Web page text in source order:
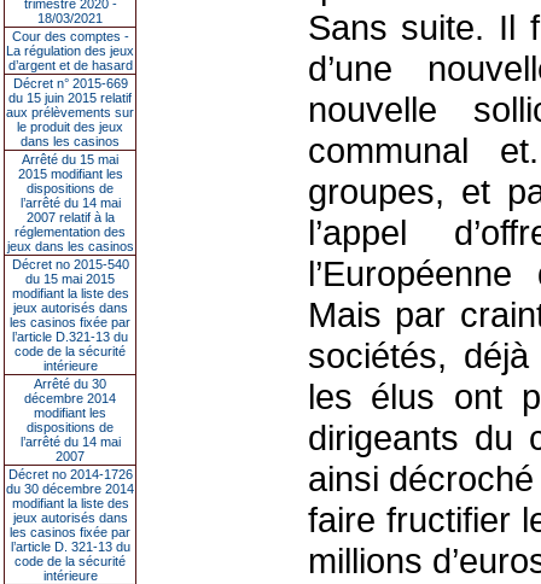
trimestre 2020 -
18/03/2021
Cour des comptes -
La régulation des jeux
d’argent et de hasard
Décret n° 2015-669
du 15 juin 2015 relatif
aux prélèvements sur
le produit des jeux
dans les casinos
Arrêté du 15 mai
2015 modifiant les
dispositions de
l’arrêté du 14 mai
2007 relatif à la
réglementation des
jeux dans les casinos
Décret no 2015-540
du 15 mai 2015
modifiant la liste des
jeux autorisés dans
les casinos fixée par
l’article D.321-13 du
code de la sécurité
intérieure
Arrêté du 30
décembre 2014
modifiant les
dispositions de
l’arrêté du 14 mai
2007
Décret no 2014-1726
du 30 décembre 2014
modifiant la liste des
jeux autorisés dans
les casinos fixée par
l’article D. 321-13 du
code de la sécurité
intérieure
Sans suite. Il
d’une
nouvelle
communal
groupes, et
l’appel
Mais par
sociétés,
les élus ont
dirigeants du
ainsi
faire fructifier
millions